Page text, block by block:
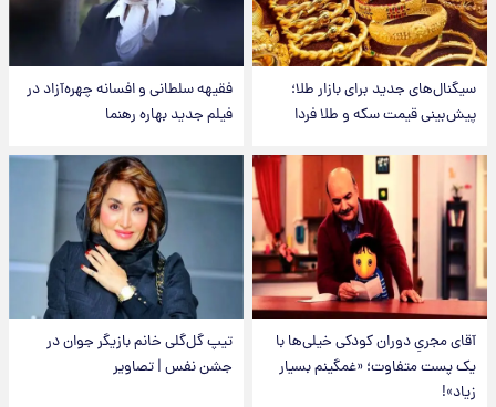
سیگنال‌های جدید برای بازار طلا؛
پیش‌بینی قیمت سکه و طلا فردا
فقیهه سلطانی و افسانه چهره‌آزاد در
فیلم جدید بهاره رهنما
آقای مجریِ دوران کودکی خیلی‌ها با
یک پست متفاوت؛ «غمگینم بسیار
زیاد»!
تیپ گل‌گلی خانم بازیگر جوان در
جشن نفس | تصاویر